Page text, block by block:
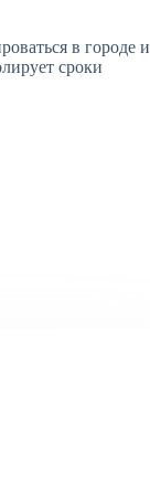
в городе и
сроки